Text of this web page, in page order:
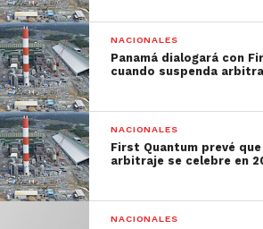
NACIONALES
Panamá dialogará con
cuando suspenda
NACIONALES
First Quantum prevé
arbitraje se celebre en
NACIONALES